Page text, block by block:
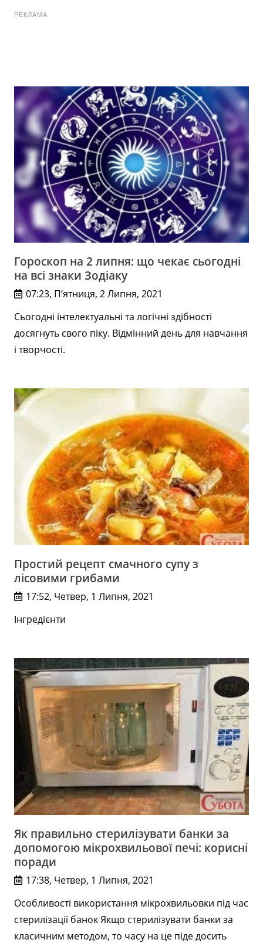
РЕКЛАМА
Гороскоп на 2 липня: що чекає сьогодні
на всі знаки Зодіаку
07:23, П’ятниця, 2 Липня, 2021
Сьогодні інтелектуальні та логічні здібності
досягнуть свого піку. Відмінний день для навчання
і творчості.
Простий рецепт смачного супу з
лісовими грибами
17:52, Четвер, 1 Липня, 2021
Інгредієнти
Як правильно стерилізувати банки за
допомогою мікрохвильової печі: корисні
поради
17:38, Четвер, 1 Липня, 2021
Особливості використання мікрохвильовки під час
стерилізації банок Якщо стерилізувати банки за
класичним методом, то часу на це піде досить